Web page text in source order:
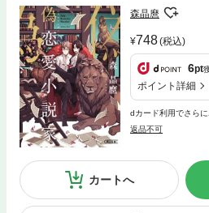
森晶麿
748(税込)
6pt
ポイント詳細
dカード利用でさら
返品不可
カートへ